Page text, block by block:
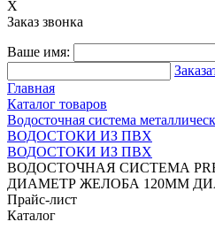
X
Заказ звонка
Ваше имя:
Главная
Каталог товаров
Водосточная система
ВОДОСТОКИ ИЗ ПВХ
ВОДОСТОКИ ИЗ ПВХ
ВОДОСТОЧНАЯ СИСТЕМА
ДИАМЕТР ЖЕЛОБА 120ММ
Прайс-лист
Каталог